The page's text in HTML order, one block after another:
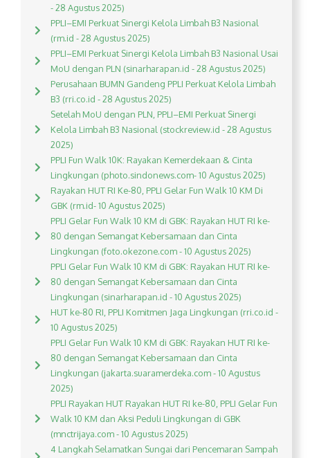
- 28 Agustus 2025)
PPLI–EMI Perkuat Sinergi Kelola Limbah B3 Nasional
(rm.id - 28 Agustus 2025)
PPLI–EMI Perkuat Sinergi Kelola Limbah B3 Nasional Usai
MoU dengan PLN (sinarharapan.id - 28 Agustus 2025)
Perusahaan BUMN Gandeng PPLI Perkuat Kelola Limbah
B3 (rri.co.id - 28 Agustus 2025)
Setelah MoU dengan PLN, PPLI–EMI Perkuat Sinergi
Kelola Limbah B3 Nasional (stockreview.id - 28 Agustus
2025)
PPLI Fun Walk 10K: Rayakan Kemerdekaan & Cinta
Lingkungan (photo.sindonews.com- 10 Agustus 2025)
Rayakan HUT RI Ke-80, PPLI Gelar Fun Walk 10 KM Di
GBK (rm.id- 10 Agustus 2025)
PPLI Gelar Fun Walk 10 KM di GBK: Rayakan HUT RI ke-
80 dengan Semangat Kebersamaan dan Cinta
Lingkungan (foto.okezone.com - 10 Agustus 2025)
PPLI Gelar Fun Walk 10 KM di GBK: Rayakan HUT RI ke-
80 dengan Semangat Kebersamaan dan Cinta
Lingkungan (sinarharapan.id - 10 Agustus 2025)
HUT ke-80 RI, PPLI Komitmen Jaga Lingkungan (rri.co.id -
10 Agustus 2025)
PPLI Gelar Fun Walk 10 KM di GBK: Rayakan HUT RI ke-
80 dengan Semangat Kebersamaan dan Cinta
Lingkungan (jakarta.suaramerdeka.com - 10 Agustus
2025)
PPLI Rayakan HUT Rayakan HUT RI ke-80, PPLI Gelar Fun
Walk 10 KM dan Aksi Peduli Lingkungan di GBK
(mnctrijaya.com - 10 Agustus 2025)
4 Langkah Selamatkan Sungai dari Pencemaran Sampah